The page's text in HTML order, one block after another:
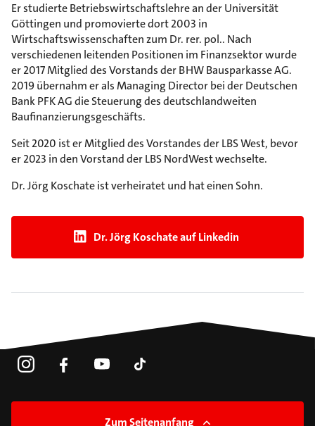
Er studierte Betriebswirtschaftslehre an der Universität
Göttingen und promovierte dort 2003 in
Wirtschaftswissenschaften zum Dr. rer. pol.. Nach
verschiedenen leitenden Positionen im Finanzsektor wurde
er 2017 Mitglied des Vorstands der BHW Bausparkasse AG.
2019 übernahm er als Managing Director bei der Deutschen
Bank PFK AG die Steuerung des deutschlandweiten
Baufinanzierungsgeschäfts.
Seit 2020 ist er Mitglied des Vorstandes der LBS West, bevor
er 2023 in den Vorstand der LBS NordWest wechselte.
Dr. Jörg Koschate ist verheiratet und hat einen Sohn.
Dr. Jörg Koschate auf Linkedin
Zum Seitenanfang